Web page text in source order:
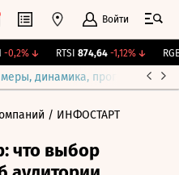
Войти
↓ RTSI 874,64 -1,12%↓ RGBI
динамика, прогнозы
/ ИНФОСТАРТ
что выбор